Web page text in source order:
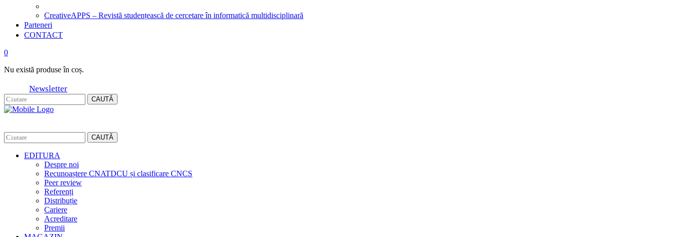
CreativeAPPS – Revistă studențească de cercetare în informatică multidisciplinară
Parteneri
CONTACT
0
Nu există produse în coș.
Newsletter
CAUTĂ
CAUTĂ
EDITURA
Despre noi
Recunoaștere CNATDCU și clasificare CNCS
Peer review
Referenți
Distribuție
Cariere
Acreditare
Premii